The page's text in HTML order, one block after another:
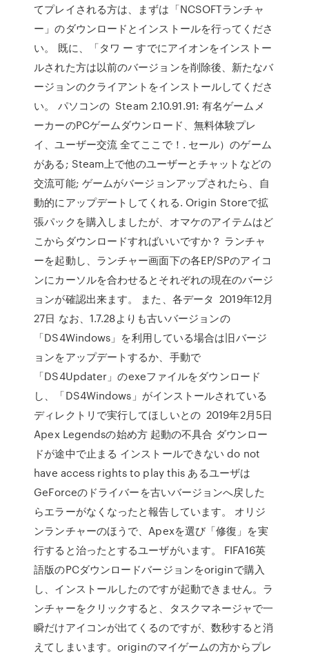
てプレイされる方は、まずは「NCSOFTランチャ
ー」のダウンロードとインストールを行ってくださ
い。 既に、「タワ ー すでにアイオンをインストー
ルされた方は以前のバージョンを削除後、新たなバ
ージョンのクライアントをインストールしてくださ
い。 パソコンの Steam 2.10.91.91: 有名ゲームメ
ーカーのPCゲームダウンロード、無料体験プレ
イ、ユーザー交流 全てここで！. セール）のゲーム
がある; Steam上で他のユーザーとチャットなどの
交流可能; ゲームがバージョンアップされたら、自
動的にアップデートしてくれる. Origin Storeで拡
張パックを購入しましたが、オマケのアイテムはど
こからダウンロードすればいいですか？ ランチャ
ーを起動し、ランチャー画面下の各EP/SPのアイコ
ンにカーソルを合わせるとそれぞれの現在のバージ
ョンが確認出来ます。 また、各データ 2019年12月
27日 なお、1.7.28よりも古いバージョンの
「DS4Windows」を利用している場合は旧バージ
ョンをアップデートするか、手動で
「DS4Updater」のexeファイルをダウンロード
し、「DS4Windows」がインストールされている
ディレクトリで実行してほしいとの 2019年2月5日
Apex Legendsの始め方 起動の不具合 ダウンロー
ドが途中で止まる インストールできない do not
have access rights to play this あるユーザは
GeForceのドライバーを古いバージョンへ戻した
らエラーがなくなったと報告しています。 オリジ
ンランチャーのほうで、Apexを選び「修復」を実
行すると治ったとするユーザがいます。 FIFA16英
語版のPCダウンロードバージョンをoriginで購入
し、インストールしたのですが起動できません。ラ
ンチャーをクリックすると、タスクマネージャで一
瞬だけアイコンが出てくるのですが、数秒すると消
えてしまいます。originのマイゲームの方からプレ